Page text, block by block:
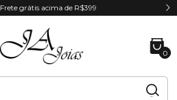
Parcele em até 6x sem juros
0